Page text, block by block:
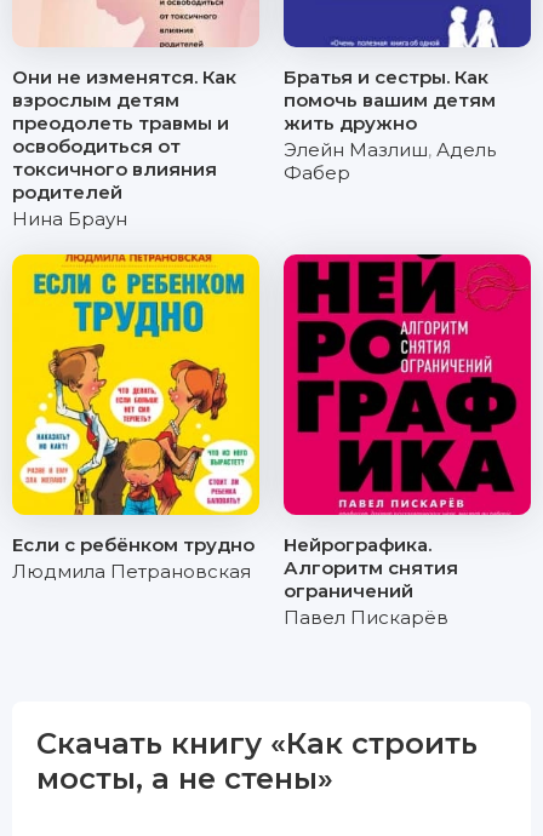
Они не изменятся. Как
взрослым детям
преодолеть травмы и
освободиться от
токсичного влияния
родителей
Нина Браун
Братья и сестры. Как
помочь вашим детям
жить дружно
Элейн Мазлиш, Адель
Фабер
Если с ребёнком трудно
Людмила Петрановская
Нейрографика.
Алгоритм снятия
ограничений
Павел Пискарёв
Скачать книгу «Как строить
мосты, а не стены»